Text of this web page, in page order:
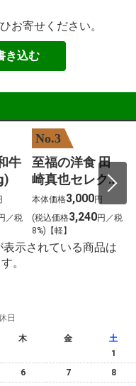
お寄せください。
き込む
牛
／税
No.3
至福の洋食 田
崎真也セレクシ
ョン(12個)
本体価格3,000円
(税込価格3,240円／税
8%)【軽】
示されている商品は
。
日
木 金
土
1
6 7
8